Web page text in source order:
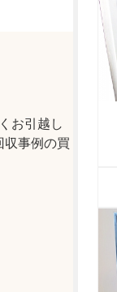
お引越し
収事例の買